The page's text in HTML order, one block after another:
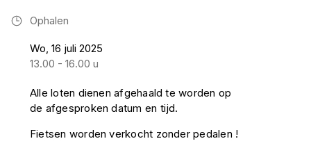
Ophalen
Wo, 16 juli 2025
13.00 - 16.00 u
Alle loten dienen afgehaald te worden op
de afgesproken datum en tijd.
Fietsen worden verkocht zonder pedalen !